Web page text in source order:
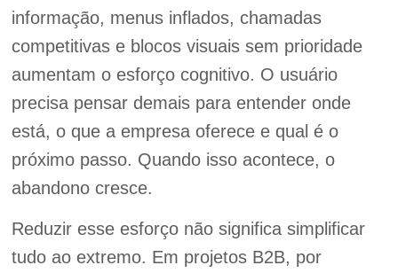
informação, menus inflados, chamadas
competitivas e blocos visuais sem prioridade
aumentam o esforço cognitivo. O usuário
precisa pensar demais para entender onde
está, o que a empresa oferece e qual é o
próximo passo. Quando isso acontece, o
abandono cresce.
Reduzir esse esforço não significa simplificar
tudo ao extremo. Em projetos B2B, por